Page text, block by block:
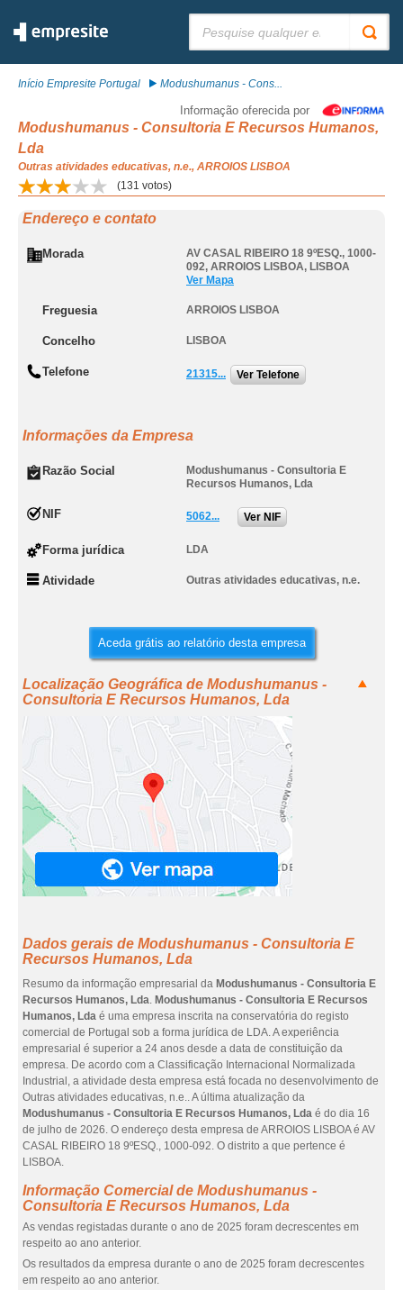
Início Empresite Portugal Modushumanus - Cons...
Informação oferecida por
Modushumanus - Consultoria E Recursos Humanos,
Lda
Outras atividades educativas, n.e., ARROIOS LISBOA
(131 votos)
Endereço e contato
Morada
AV CASAL RIBEIRO 18 9ºESQ., 1000-
092, ARROIOS LISBOA, LISBOA
Ver Mapa
Freguesia ARROIOS LISBOA
Concelho LISBOA
Telefone 21315... Ver Telefone
Informações da Empresa
Razão Social
Modushumanus - Consultoria E
Recursos Humanos, Lda
NIF 5062... Ver NIF
Forma jurídica LDA
Atividade Outras atividades educativas, n.e.
Aceda grátis ao relatório desta empresa
Localização Geográfica de Modushumanus -
Consultoria E Recursos Humanos, Lda
Dados gerais de Modushumanus - Consultoria E
Recursos Humanos, Lda
Resumo da informação empresarial da Modushumanus - Consultoria E
Recursos Humanos, Lda. Modushumanus - Consultoria E Recursos
Humanos, Lda é uma empresa inscrita na conservatória do registo
comercial de Portugal sob a forma jurídica de LDA. A experiência
empresarial é superior a 24 anos desde a data de constituição da
empresa. De acordo com a Classificação Internacional Normalizada
Industrial, a atividade desta empresa está focada no desenvolvimento de
Outras atividades educativas, n.e.. A última atualização da
Modushumanus - Consultoria E Recursos Humanos, Lda é do dia 16
de julho de 2026. O endereço desta empresa de ARROIOS LISBOA é AV
CASAL RIBEIRO 18 9ºESQ., 1000-092. O distrito a que pertence é
LISBOA.
Informação Comercial de Modushumanus -
Consultoria E Recursos Humanos, Lda
As vendas registadas durante o ano de 2025 foram decrescentes em
respeito ao ano anterior.
Os resultados da empresa durante o ano de 2025 foram decrescentes
em respeito ao ano anterior.